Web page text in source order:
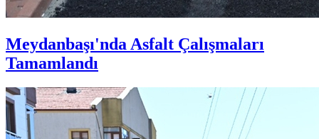
Meydanbaşı'nda Asfalt Çalışmaları
Tamamlandı